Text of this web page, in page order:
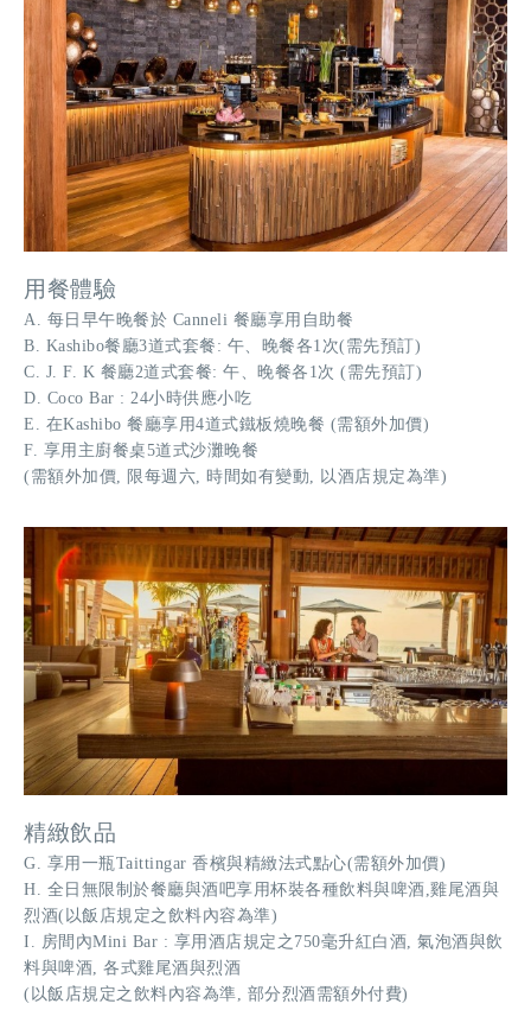
用餐體驗
A. 每日早午晚餐於 Canneli 餐廳享用自助餐
B. Kashibo餐廳3道式套餐: 午、晚餐各1次(需先預訂)
C. J. F. K 餐廳2道式套餐: 午、晚餐各1次 (需先預訂)
D. Coco Bar : 24小時供應小吃
E. 在Kashibo 餐廳享用4道式鐵板燒晚餐 (需額外加價)
F. 享用主廚餐桌5道式沙灘晚餐
(需額外加價, 限每週六, 時間如有變動, 以酒店規定為準)
精緻飲品
G. 享用一瓶Taittingar 香檳與精緻法式點心(需額外加價)
H. 全日無限制於餐廳與酒吧享用杯裝各種飲料與啤酒,雞尾酒與
烈酒(以飯店規定之飲料內容為準)
I. 房間內Mini Bar : 享用酒店規定之750毫升紅白酒, 氣泡酒與飲
料與啤酒, 各式雞尾酒與烈酒
(以飯店規定之飲料內容為準, 部分烈酒需額外付費)